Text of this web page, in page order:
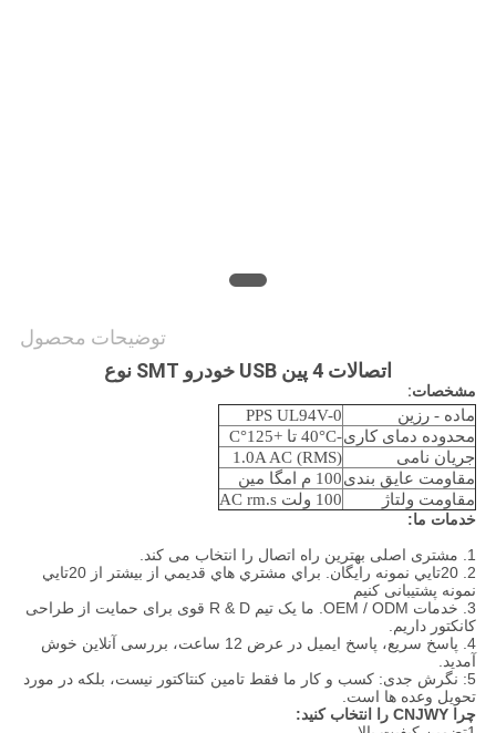
توضیحات محصول
اتصالات 4 پین USB خودرو SMT نوع
مشخصات:
ماده - رزین
PPS UL94V-0
محدوده دمای کاری-40°C تا +125°C
جریان نامی
1.0A AC (RMS)
مقاومت عایق بندی100 م امگا مین
مقاومت ولتاژ
100 ولت AC rm.s
خدمات ما:
1. مشتری اصلی بهترین راه اتصال را انتخاب می کند.
2. 20تايي نمونه رایگان. براي مشتري هاي قديمي از بيشتر از 20تايي
نمونه پشتیبانی کنيم
3. خدمات OEM / ODM. ما یک تیم R & D قوی برای حمایت از طراحی
کانکتور داریم.
4. پاسخ سریع، پاسخ ایمیل در عرض 12 ساعت، بررسی آنلاین خوش
آمدید.
5: نگرش جدی: کسب و کار ما فقط تامین کنتاکتور نیست، بلکه در مورد
تحویل وعده ها است.
چرا CNJWY را انتخاب کنید: